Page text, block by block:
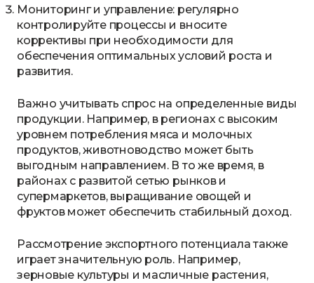
Мониторинг и управление: регулярно
контролируйте процессы и вносите
коррективы при необходимости для
обеспечения оптимальных условий роста и
развития.
Важно учитывать спрос на определенные виды
продукции. Например, в регионах с высоким
уровнем потребления мяса и молочных
продуктов, животноводство может быть
выгодным направлением. В то же время, в
районах с развитой сетью рынков и
супермаркетов, выращивание овощей и
фруктов может обеспечить стабильный доход.
Рассмотрение экспортного потенциала также
играет значительную роль. Например,
зерновые культуры и масличные растения,